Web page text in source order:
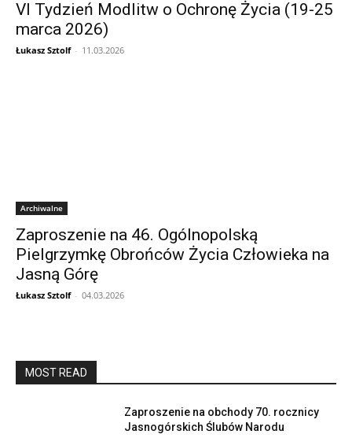
VI Tydzień Modlitw o Ochronę Życia (19-25
marca 2026)
Łukasz Sztolf - 11.03.2026
Archiwalne
Zaproszenie na 46. Ogólnopolską
Pielgrzymkę Obrońców Życia Człowieka na
Jasną Górę
Łukasz Sztolf - 04.03.2026
MOST READ
Zaproszenie na obchody 70. rocznicy
Jasnogórskich Ślubów Narodu